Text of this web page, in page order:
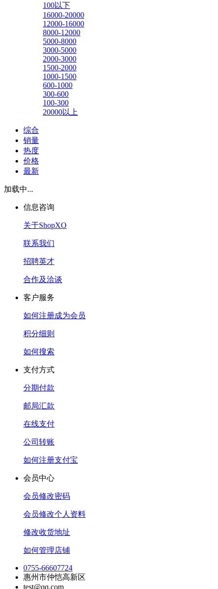
100以下
16000-20000
12000-16000
8000-12000
5000-8000
3000-5000
2000-3000
1500-2000
1000-1500
600-1000
300-600
100-300
20000以上
综合
销量
热度
价格
最新
加载中...
信息咨询
关于ShopXO
联系我们
招聘英才
合作及洽谈
客户服务
如何注册成为会员
积分细则
如何搜索
支付方式
分期付款
邮局汇款
在线支付
公司转账
如何注册支付宝
会员中心
会员修改密码
会员修改个人资料
修改收货地址
如何管理店铺
0755-66607724
惠州市仲恺高新区
test@qq.com